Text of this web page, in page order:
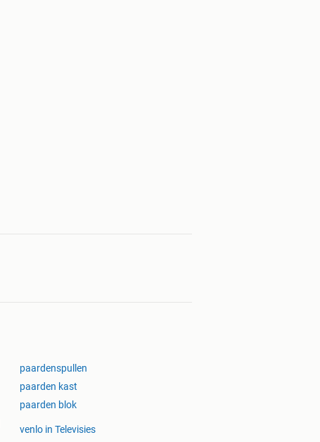
paardenspullen
paarden kast
paarden blok
venlo in Televisies